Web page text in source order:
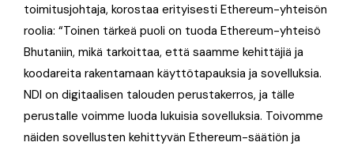
toimitusjohtaja, korostaa erityisesti Ethereum-yhteisön
roolia: “Toinen tärkeä puoli on tuoda Ethereum-yhteisö
Bhutaniin, mikä tarkoittaa, että saamme kehittäjiä ja
koodareita rakentamaan käyttötapauksia ja sovelluksia.
NDI on digitaalisen talouden perustakerros, ja tälle
perustalle voimme luoda lukuisia sovelluksia. Toivomme
näiden sovellusten kehittyvän Ethereum-säätiön ja